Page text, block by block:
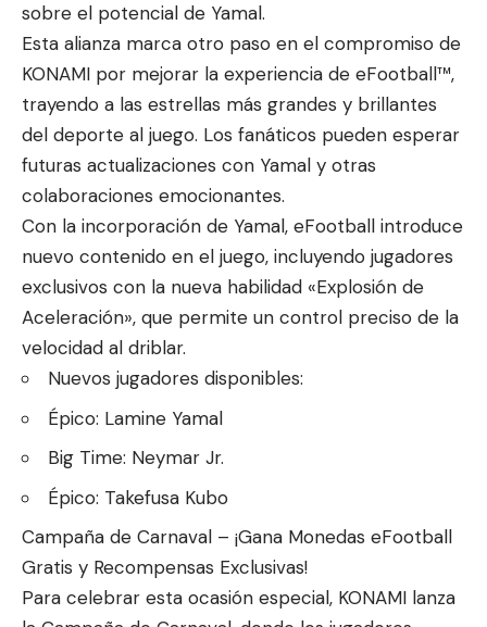
sobre el potencial de Yamal.
Esta alianza marca otro paso en el compromiso de
KONAMI por mejorar la experiencia de eFootball™,
trayendo a las estrellas más grandes y brillantes
del deporte al juego. Los fanáticos pueden esperar
futuras actualizaciones con Yamal y otras
colaboraciones emocionantes.
Con la incorporación de Yamal, eFootball introduce
nuevo contenido en el juego, incluyendo jugadores
exclusivos con la nueva habilidad «Explosión de
Aceleración», que permite un control preciso de la
velocidad al driblar.
Nuevos jugadores disponibles:
Épico: Lamine Yamal
Big Time: Neymar Jr.
Épico: Takefusa Kubo
Campaña de Carnaval – ¡Gana Monedas eFootball
Gratis y Recompensas Exclusivas!
Para celebrar esta ocasión especial, KONAMI lanza